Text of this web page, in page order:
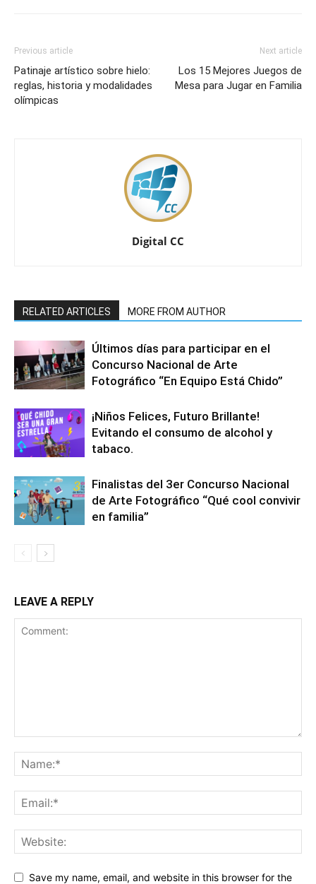
Previous article
Patinaje artístico sobre hielo:
reglas, historia y modalidades
olímpicas
Next article
Los 15 Mejores Juegos de
Mesa para Jugar en Familia
Digital CC
RELATED ARTICLES MORE FROM AUTHOR
Últimos días para participar en el
Concurso Nacional de Arte
Fotográfico “En Equipo Está Chido”
¡Niños Felices, Futuro Brillante!
Evitando el consumo de alcohol y
tabaco.
Finalistas del 3er Concurso Nacional
de Arte Fotográfico “Qué cool convivir
en familia”
LEAVE A REPLY
Save my name, email, and website in this browser for the